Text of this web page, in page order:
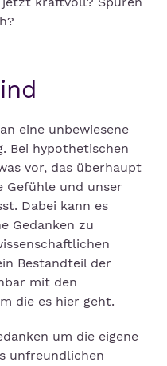
eine unbewiesene
Bei hypothetischen
vor, das überhaupt
Gefühle und unser
Dabei kann es
Gedanken zu
Bestandteil der
mit den
die es hier geht.
um die eigene
unfreundlichen